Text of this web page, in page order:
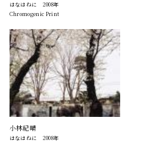
はなはねに 2008年
Chromogenic Print
小林紀晴
はなはねに 2008年